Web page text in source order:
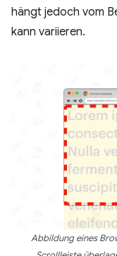
hängt jedoch vom
kann variieren.
Abbildung eines